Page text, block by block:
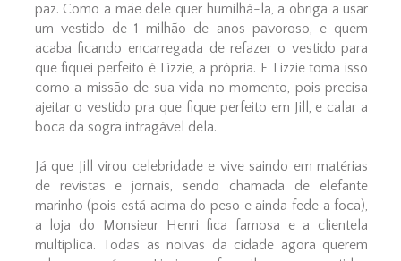
paz. Como a mãe dele quer humilhá-la, a obriga a usar
um vestido de 1 milhão de anos pavoroso, e quem
acaba ficando encarregada de refazer o vestido para
que fiquei perfeito é Lízzie, a própria. E Lizzie toma isso
como a missão de sua vida no momento, pois precisa
ajeitar o vestido pra que fique perfeito em Jill, e calar a
boca da sogra intragável dela.
Já que Jill virou celebridade e vive saindo em matérias
de revistas e jornais, sendo chamada de elefante
marinho (pois está acima do peso e ainda fede a foca),
a loja do Monsieur Henri fica famosa e a clientela
multiplica. Todas as noivas da cidade agora querem